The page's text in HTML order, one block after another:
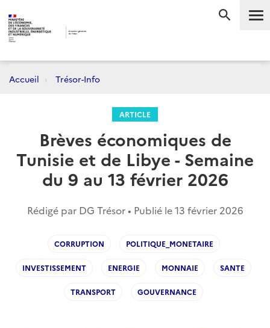
Accueil Trésor-Info
ARTICLE
Brèves économiques de
Tunisie et de Libye - Semaine
du 9 au 13 février 2026
Rédigé par DG Trésor • Publié le13 février 2026
CORRUPTION POLITIQUE_MONETAIRE
INVESTISSEMENT ENERGIE MONNAIE SANTE
TRANSPORT GOUVERNANCE